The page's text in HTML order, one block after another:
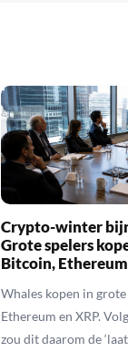
Crypto-winter
Grote spelers
Bitcoin,
Whales kopen in
Ethereum en XRP.
zou dit daarom de